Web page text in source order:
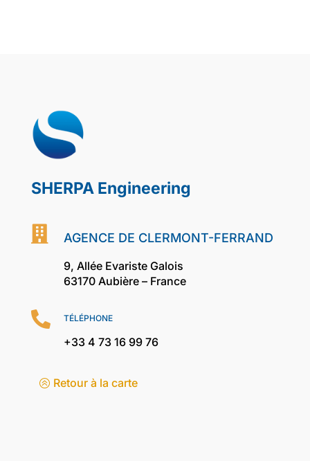
SHERPA Engineering
 AGENCE DE CLERMONT-FERRAND
9, Allée Evariste Galois
63170 Aubière – France
 TÉLÉPHONE
+33 4 73 16 99 76
Retour à la carte